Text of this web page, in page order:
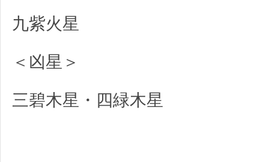
九紫火星
＜凶星＞
三碧木星・四緑木星